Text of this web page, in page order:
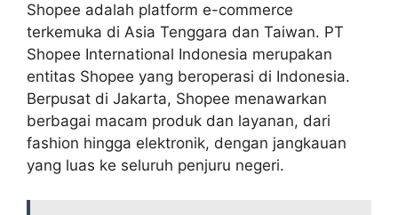
Shopee adalah platform e-commerce
terkemuka di Asia Tenggara dan Taiwan. PT
Shopee International Indonesia merupakan
entitas Shopee yang beroperasi di Indonesia.
Berpusat di Jakarta, Shopee menawarkan
berbagai macam produk dan layanan, dari
fashion hingga elektronik, dengan jangkauan
yang luas ke seluruh penjuru negeri.